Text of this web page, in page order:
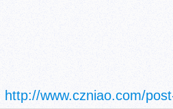
http://www.czniao.com/